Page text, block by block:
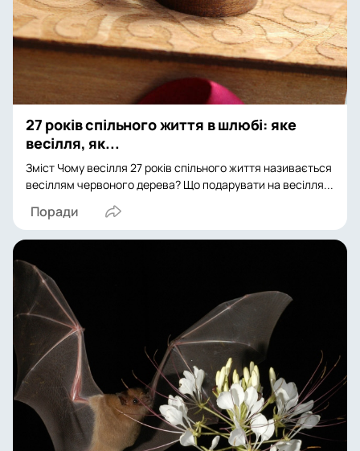
27 років спільного життя в шлюбі: яке
весілля, як...
Зміст Чому весілля 27 років спільного життя називається
весіллям червоного дерева? Що подарувати на весілля...
Поради